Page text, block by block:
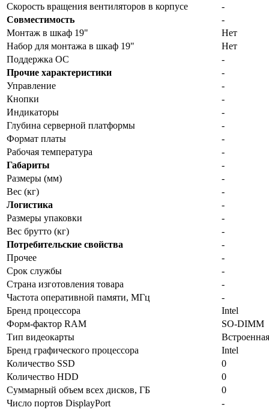
Скорость вращения вентиляторов в корпусе
-
Совместимость
-
Монтаж в шкаф 19"
Нет
Набор для монтажа в шкаф 19"
Нет
Поддержка ОС
-
Прочие характеристики
-
Управление
-
Кнопки
-
Индикаторы
-
Глубина серверной платформы
-
Формат платы
-
Рабочая температура
-
Габариты
-
Размеры (мм)
-
Вес (кг)
-
Логистика
-
Размеры упаковки
-
Вес брутто (кг)
-
Потребительские свойства
-
Прочее
-
Срок службы
-
Страна изготовления товара
-
Частота оперативной памяти, МГц
-
Бренд процессора
Intel
Форм-фактор RAM
SO-DIMM
Тип видеокарты
Встроенная
Бренд графического процессора
Intel
Количество SSD
0
Количество HDD
0
Суммарный объем всех дисков, ГБ
0
Число портов DisplayPort
-